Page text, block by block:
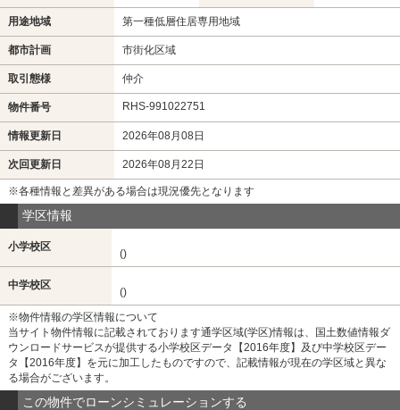
用途地域 第一種低層住居専用地域
都市計画 市街化区域
取引態様 仲介
物件番号 RHS-991022751
情報更新日 2026年08月08日
次回更新日 2026年08月22日
※各種情報と差異がある場合は現況優先となります
学区情報
小学校区
()
中学校区
()
※物件情報の学区情報について
当サイト物件情報に記載されております通学区域(学区)情報は、国土数値情報ダ
ウンロードサービスが提供する小学校区データ【2016年度】及び中学校区デー
タ【2016年度】を元に加工したものですので、記載情報が現在の学区域と異な
る場合がございます。
この物件でローンシミュレーションする